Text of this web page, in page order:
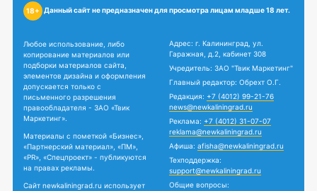
18+ Данный сайт не предназначен для просмотра лицам младше 18 лет.
Любое использование, либо
копирование материалов или
подборки материалов сайта,
элементов дизайна и оформления
допускается только с
письменного разрешения
правообладателя - ЗАО «Твик
Маркетинг».
Материалы с пометкой «Бизнес»,
«Партнерский материал», «ПМ»,
«PR», «Спецпроект» - публикуются
на правах рекламы.
Сайт newkaliningrad.ru использует
Адрес: г. Калининград, ул.
Гаражная, д.2, кабинет 308
Учредитель: ЗАО "Твик Маркетинг"
Главный редактор: Обрехт О.Г.
Редакция: +7 (4012) 99-21-76
news@newkaliningrad.ru
Реклама: +7 (4012) 31-07-07
reklama@newkaliningrad.ru
Афиша: afisha@newkaliningrad.ru
Техподдержка:
support@newkaliningrad.ru
Общие вопросы: